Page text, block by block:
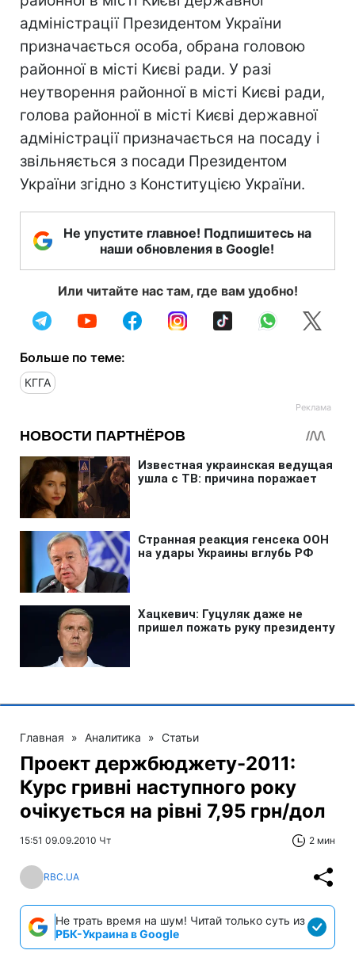
адміністрації Президентом України
призначається особа, обрана головою
районної в місті Києві ради. У разі
неутворення районної в місті Києві ради,
голова районної в місті Києві державної
адміністрації призначається на посаду і
звільняється з посади Президентом
України згідно з Конституцією України.
Не упустите главное! Подпишитесь на
наши обновления в Google!
Или читайте нас там, где вам удобно!
Больше по теме:
КГГА
Главная » Аналитика » Статьи
Проект держбюджету-2011:
Курс гривні наступного року
очікується на рівні 7,95 грн/дол
15:51 09.09.2010 Чт 2 мин
RBC.UA
Не трать время на шум! Читай только суть из
РБК-Украина в Google